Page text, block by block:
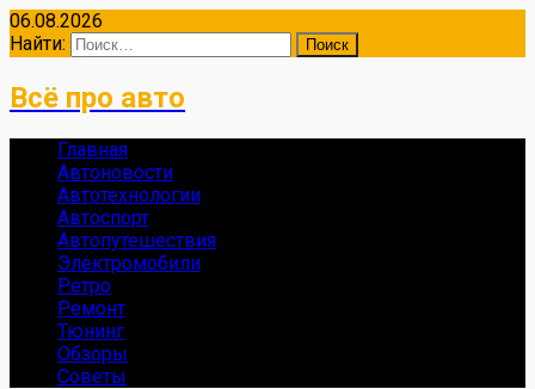
06.08.2026
Найти:
Всё про авто
Главная
Автоновости
Автотехнологии
Автоспорт
Автопутешествия
Электромобили
Ретро
Ремонт
Тюнинг
Обзоры
Советы